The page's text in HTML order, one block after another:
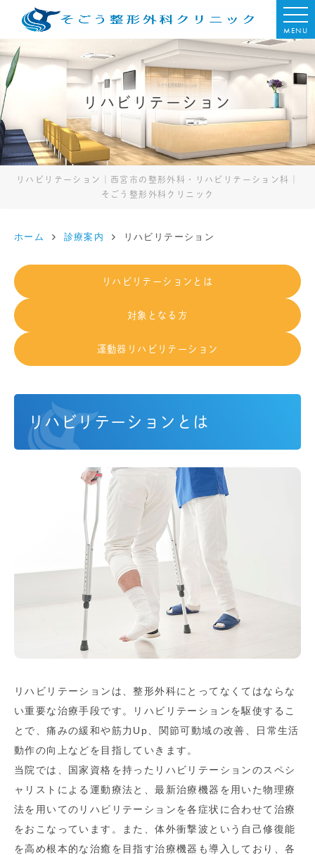
MENU
リハビリテーション
リハビリテーション｜西宮市の整形外科・リハビリテーション科｜
そごう整形外科クリニック
ホーム 診療案内 リハビリテーション
リハビリテーションとは
対象となる方
運動器リハビリテーション
リハビリテーションとは
リハビリテーションは、整形外科にとってなくてはならな
い重要な治療手段です。リハビリテーションを駆使するこ
とで、痛みの緩和や筋力Up、関節可動域の改善、日常生活
動作の向上などを目指していきます。
当院では、国家資格を持ったリハビリテーションのスペシ
ャリストによる運動療法と、最新治療機器を用いた物理療
法を用いてのリハビリテーションを各症状に合わせて治療
をおこなっています。また、体外衝撃波という自己修復能
を高め根本的な治癒を目指す治療機器も導入しており、各